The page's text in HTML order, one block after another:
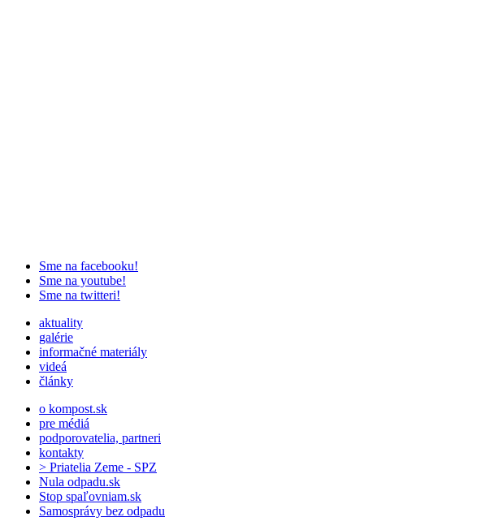
Sme na facebooku!
Sme na youtube!
Sme na twitteri!
aktuality
galérie
informačné materiály
videá
články
o kompost.sk
pre médiá
podporovatelia, partneri
kontakty
> Priatelia Zeme - SPZ
Nula odpadu.sk
Stop spaľovniam.sk
Samosprávy bez odpadu